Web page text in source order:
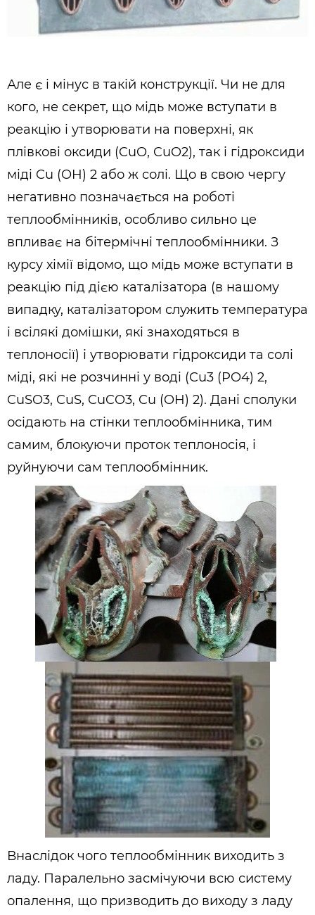
Але є і мінус в такій конструкції. Чи не для
кого, не секрет, що мідь може вступати в
реакцію і утворювати на поверхні, як
плівкові оксиди (CuO, CuO2), так і гідроксиди
міді Cu (OH) 2 або ж солі. Що в свою чергу
негативно позначається на роботі
теплообмінників, особливо сильно це
впливає на бітермічні теплообмінники. З
курсу хімії відомо, що мідь може вступати в
реакцію під дією каталізатора (в нашому
випадку, каталізатором служить температура
і всілякі домішки, які знаходяться в
теплоносії) і утворювати гідроксиди та солі
міді, які не розчинні у воді (Cu3 (PO4) 2,
CuSO3, CuS, CuCO3, Cu (OH) 2). Дані сполуки
осідають на стінки теплообмінника, тим
самим, блокуючи проток теплоносія, і
руйнуючи сам теплообмінник.
Внаслідок чого теплообмінник виходить з
ладу. Паралельно засмічуючи всю систему
опалення, що призводить до виходу з ладу